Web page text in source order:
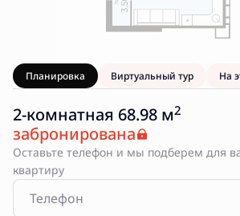
Планировка Виртуальный тур На
2-комнатная 68.98 м2
забронирована
Оставьте телефон и мы подберем для
квартиру